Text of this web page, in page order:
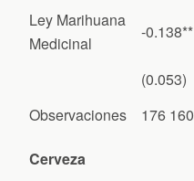
Ley Marihuana
Medicinal
-0.138**
(0.053)
Observaciones
176 160
Cerveza